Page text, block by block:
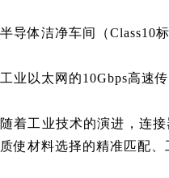
半导体洁净车间（Class10
工业以太网的10Gbps高速
随着工业技术的演进，连
质使材料选择的精准匹配